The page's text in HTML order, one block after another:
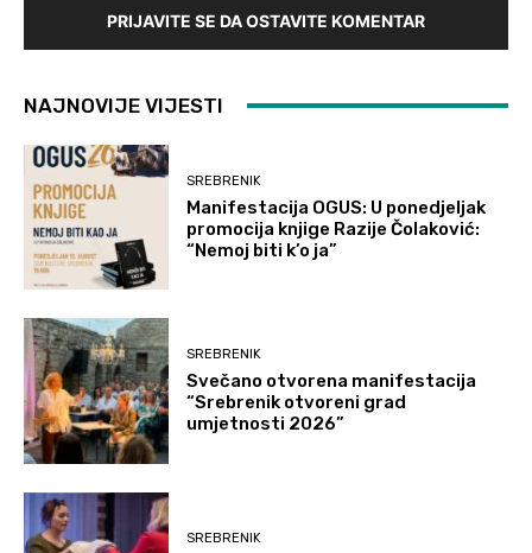
PRIJAVITE SE DA OSTAVITE KOMENTAR
NAJNOVIJE VIJESTI
SREBRENIK
Manifestacija OGUS: U ponedjeljak
promocija knjige Razije Čolaković:
“Nemoj biti k’o ja”
SREBRENIK
Svečano otvorena manifestacija
“Srebrenik otvoreni grad
umjetnosti 2026”
SREBRENIK